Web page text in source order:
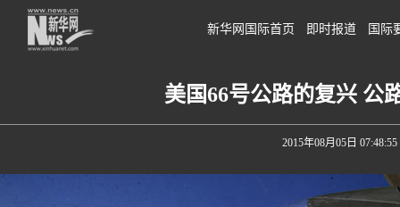
新华网国际首页 即时报道 国际
美国66号公路的复兴 公
2015年08月05日 07:48:55